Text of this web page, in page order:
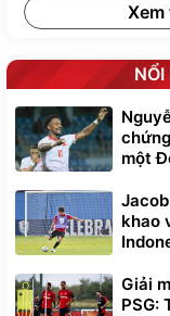
Xem
NỔI
một
khao
Giải
PSG: